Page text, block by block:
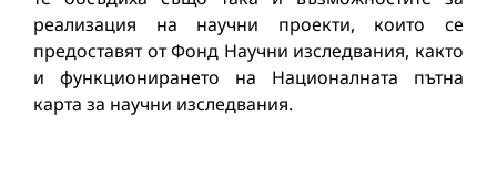
реализация на научни проекти, които се
предоставят от Фонд Научни изследвания, както
и функционирането на Националната пътна
карта за научни изследвания.